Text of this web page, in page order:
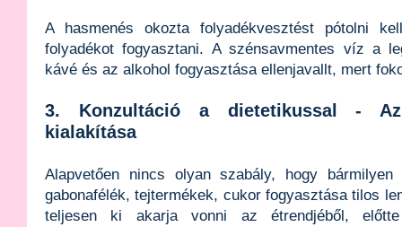
A hasmenés okozta folyadékvesztést pótolni
folyadékot fogyasztani. A szénsavmentes víz a
kávé és az alkohol fogyasztása ellenjavallt, mert
3. Konzultáció a dietetikussal -
kialakítása
Alapvetően nincs olyan szabály, hogy
gabonafélék, tejtermékek, cukor fogyasztása tilos
teljesen ki akarja vonni az étrendjéből, előtte